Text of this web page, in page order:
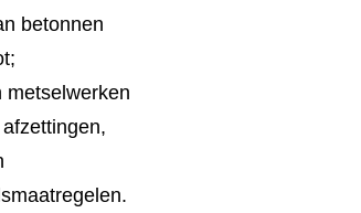
betonnen
metselwerken